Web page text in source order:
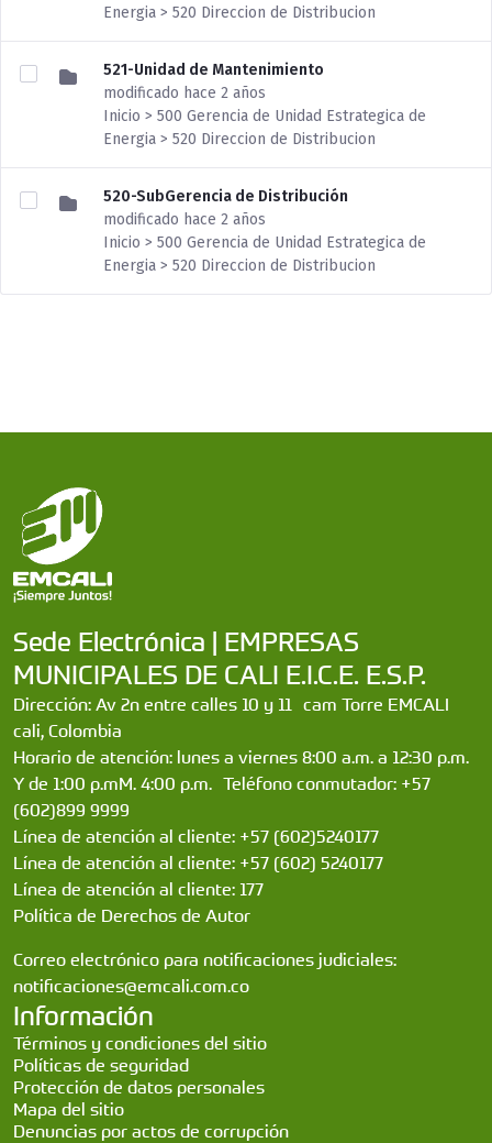
Energia > 520 Direccion de Distribucion
521-Unidad de Mantenimiento
modificado hace 2 años
Inicio > 500 Gerencia de Unidad Estrategica de
Energia > 520 Direccion de Distribucion
520-SubGerencia de Distribución
modificado hace 2 años
Inicio > 500 Gerencia de Unidad Estrategica de
Energia > 520 Direccion de Distribucion
Sede Electrónica | EMPRESAS
MUNICIPALES DE CALI E.I.C.E. E.S.P.
Dirección: Av 2n entre calles 10 y 11 cam Torre EMCALI
cali, Colombia
Horario de atención: lunes a viernes 8:00 a.m. a 12:30 p.m.
Y de 1:00 p.mM. 4:00 p.m. Teléfono conmutador: +57
(602)899 9999
Línea de atención al cliente: +57 (602)5240177
Línea de atención al cliente: +57 (602) 5240177
Línea de atención al cliente: 177
Política de Derechos de Autor
Correo electrónico para notificaciones judiciales:
notificaciones@emcali.com.co
Información
Términos y condiciones del sitio
Políticas de seguridad
Protección de datos personales
Mapa del sitio
Denuncias por actos de corrupción